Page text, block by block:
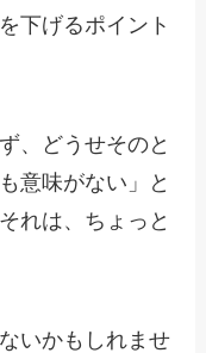
下げるポイント
、どうせそのと
意味がない」と
れは、ちょっと
いかもしれませ